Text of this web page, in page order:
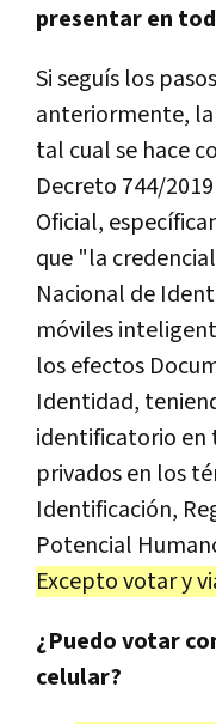
presentar en
Si seguís los
anteriormente, la
tal cual se hace
Decreto 744/
Oficial,
que "la
Nacional de
móviles
los efectos
Identidad,
identificatorio en
privados en los
Identificación,
Potencial
Excepto votar y
¿Puedo votar
celular?